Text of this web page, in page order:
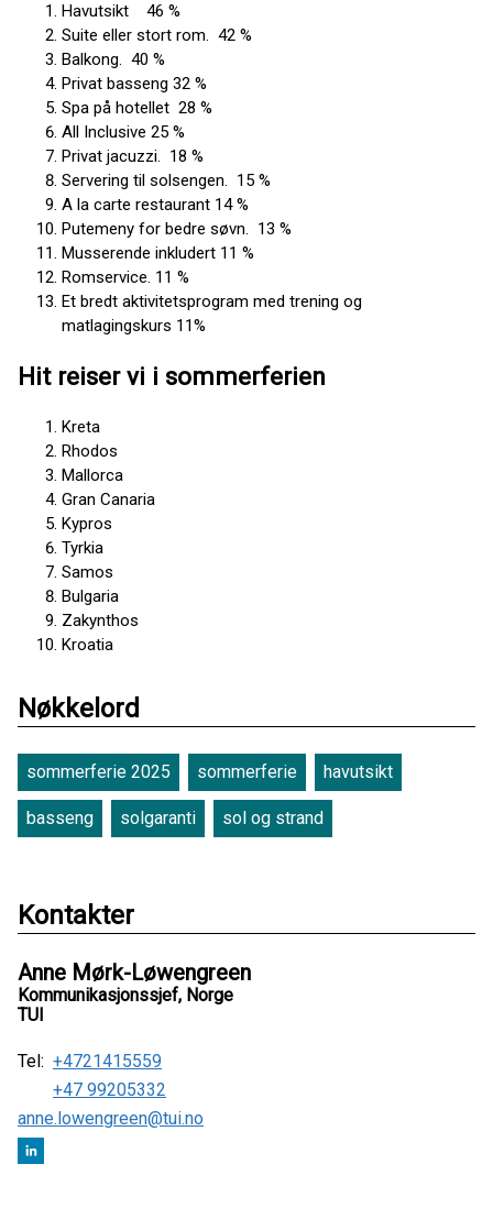
Havutsikt 46 %
Suite eller stort rom. 42 %
Balkong. 40 %
Privat basseng 32 %
Spa på hotellet 28 %
All Inclusive 25 %
Privat jacuzzi. 18 %
Servering til solsengen. 15 %
A la carte restaurant 14 %
Putemeny for bedre søvn. 13 %
Musserende inkludert 11 %
Romservice. 11 %
Et bredt aktivitetsprogram med trening og
matlagingskurs 11%
Hit reiser vi i sommerferien
Kreta
Rhodos
Mallorca
Gran Canaria
Kypros
Tyrkia
Samos
Bulgaria
Zakynthos
Kroatia
Nøkkelord
sommerferie 2025 sommerferie havutsikt
basseng solgaranti sol og strand
Kontakter
Anne Mørk-Løwengreen
Kommunikasjonssjef, Norge
TUI
Tel: +4721415559
+47 99205332
anne.lowengreen@tui.no